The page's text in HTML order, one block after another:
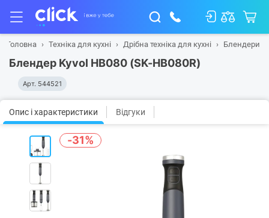
Головна Техніка для кухні Дрібна техніка для кухні Блендери
Блендер Kyvol HB080 (SK-HB080R)
Арт. 544521
Опис і характеристики Відгуки
-31%